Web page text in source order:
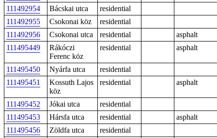
111492954 Bácskai utca
residential
111492955
Csokonai köz
residential
111492956
Csokonai utca residential
asphalt
111495449
Rákóczi
Ferenc köz
residential asphalt
111495450 Nyárfa utca
residential
111495451
Kossuth Lajos
köz
residential asphalt
111495452 Jókai utca
residential
111495453
Hársfa utca residential
asphalt
111495456
Zöldfa utca
residential